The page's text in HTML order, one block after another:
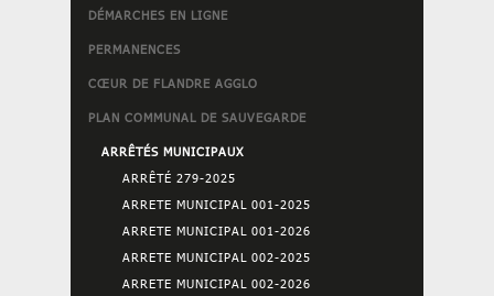
DÉMARCHES EN LIGNE
PERMANENCES
CŒUR DE FLANDRE AGGLO
PLAN COMMUNAL DE SAUVEGARDE
ARRÊTÉS MUNICIPAUX
ARRÊTÉ 279-2025
ARRETE MUNICIPAL 001-2025
ARRETE MUNICIPAL 001-2026
ARRETE MUNICIPAL 002-2025
ARRETE MUNICIPAL 002-2026